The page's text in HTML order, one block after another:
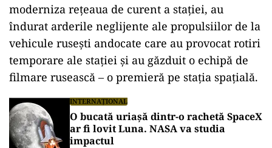
moderniza rețeaua de curent a stației, au
îndurat arderile neglijente ale propulsiilor de la
vehicule rusești andocate care au provocat rotiri
temporare ale stației și au găzduit o echipă de
filmare rusească – o premieră pe stația spațială.
INTERNAȚIONAL
O bucată uriașă dintr-o rachetă SpaceX
ar fi lovit Luna. NASA va studia
impactul